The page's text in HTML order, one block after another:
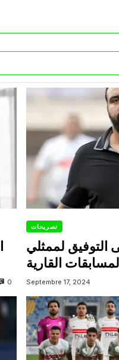
0
تصريحات
لممثلي
Septembre 17, 2024